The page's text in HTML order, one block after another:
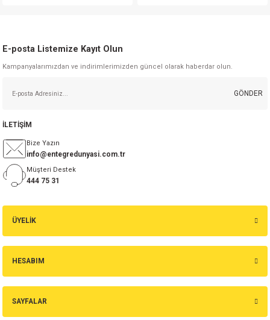
E-posta Listemize Kayıt Olun
Kampanyalarımızdan ve indirimlerimizden güncel olarak haberdar olun.
GÖNDER
ÜYELİK
HESABIM
SAYFALAR
İLETİŞİM
Bize Yazın
info@entegredunyasi.com.tr
Müşteri Destek
444 75 31